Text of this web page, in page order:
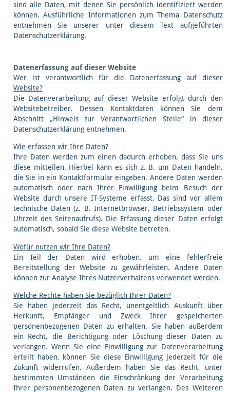
sind alle Daten, mit denen Sie persönlich identifiziert werden
können. Ausführliche Informationen zum Thema Datenschutz
entnehmen Sie unserer unter diesem Text aufgeführten
Datenschutzerklärung.
Datenerfassung auf dieser Website
Wer ist verantwortlich für die Datenerfassung auf dieser
Website?
Die Datenverarbeitung auf dieser Website erfolgt durch den
Websitebetreiber. Dessen Kontaktdaten können Sie dem
Abschnitt „Hinweis zur Verantwortlichen Stelle“ in dieser
Datenschutzerklärung entnehmen.
Wie erfassen wir Ihre Daten?
Ihre Daten werden zum einen dadurch erhoben, dass Sie uns
diese mitteilen. Hierbei kann es sich z. B. um Daten handeln,
die Sie in ein Kontaktformular eingeben. Andere Daten werden
automatisch oder nach Ihrer Einwilligung beim Besuch der
Website durch unsere IT-Systeme erfasst. Das sind vor allem
technische Daten (z. B. Internetbrowser, Betriebssystem oder
Uhrzeit des Seitenaufrufs). Die Erfassung dieser Daten erfolgt
automatisch, sobald Sie diese Website betreten.
Wofür nutzen wir Ihre Daten?
Ein Teil der Daten wird erhoben, um eine fehlerfreie
Bereitstellung der Website zu gewährleisten. Andere Daten
können zur Analyse Ihres Nutzerverhaltens verwendet werden.
Welche Rechte haben Sie bezüglich Ihrer Daten?
Sie haben jederzeit das Recht, unentgeltlich Auskunft über
Herkunft, Empfänger und Zweck Ihrer gespeicherten
personenbezogenen Daten zu erhalten. Sie haben außerdem
ein Recht, die Berichtigung oder Löschung dieser Daten zu
verlangen. Wenn Sie eine Einwilligung zur Datenverarbeitung
erteilt haben, können Sie diese Einwilligung jederzeit für die
Zukunft widerrufen. Außerdem haben Sie das Recht, unter
bestimmten Umständen die Einschränkung der Verarbeitung
Ihrer personenbezogenen Daten zu verlangen. Des Weiteren